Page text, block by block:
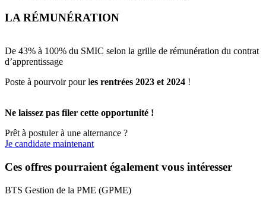
LA RÉMUNÉRATION
De 43% à 100% du SMIC selon la grille de rémunération du contrat
d’apprentissage
Poste à pourvoir pour les rentrées 2023 et 2024 !
Ne laissez pas filer cette opportunité !
Prêt à postuler à une alternance ?
Je candidate maintenant
Ces offres pourraient également vous intéresser
BTS Gestion de la PME (GPME)